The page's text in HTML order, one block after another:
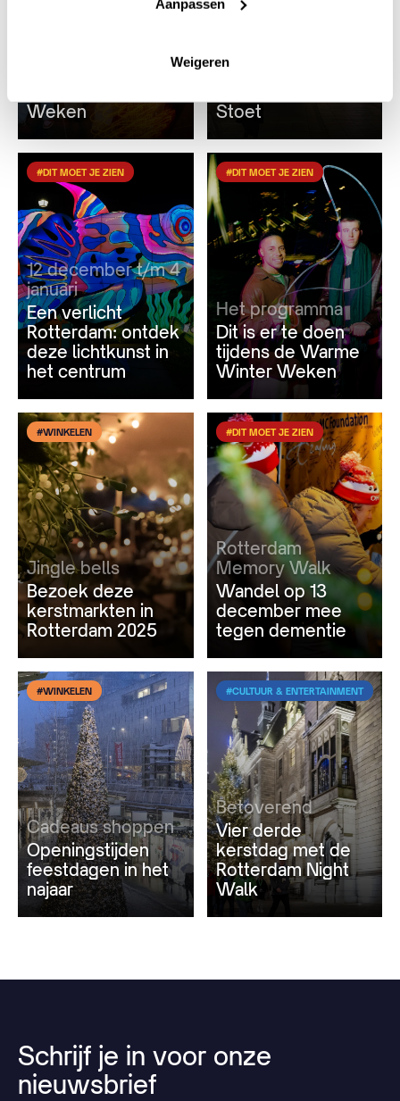
Aanpassen
Weigeren
Samen zetten we
Kom Gewoon! naar
Weken
de Rotterdamse
Stoet
#DIT MOET JE ZIEN
12 december t/m 4
januari
Een verlicht
Rotterdam: ontdek
deze lichtkunst in
het centrum
#DIT MOET JE ZIEN
Het programma
Dit is er te doen
tijdens de Warme
Winter Weken
#WINKELEN
Jingle bells
Bezoek deze
kerstmarkten in
Rotterdam 2025
#DIT MOET JE ZIEN
Rotterdam
Memory Walk
Wandel op 13
december mee
tegen dementie
#WINKELEN
Cadeaus shoppen
Openingstijden
feestdagen in het
najaar
#CULTUUR & ENTERTAINMENT
Betoverend
Vier derde
kerstdag met de
Rotterdam Night
Walk
Schrijf je in voor onze
nieuwsbrief